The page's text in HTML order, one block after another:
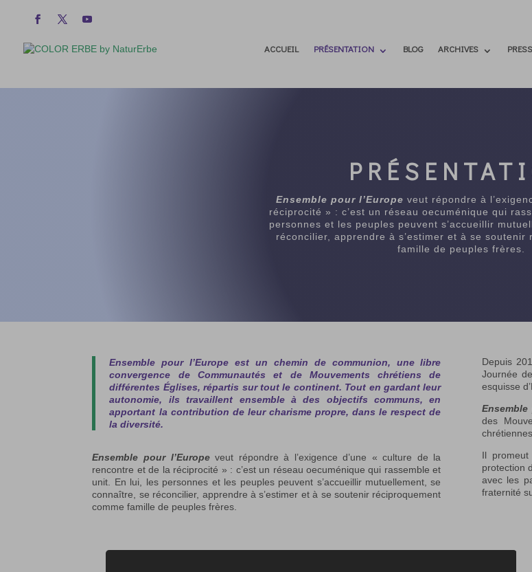
ACCUEIL PRÉSENTATION BLOG ARCHIVES
Ensemble pour l’Europe veut répondre à
réciprocité » : c’est un réseau oecuménique qui
personnes et les peuples peuvent s’accueillir
réconcilier, apprendre à s’estimer et à se soutenir
famille de peuples frères.
Ensemble pour l’Europeest un chemin de communion, une libre
convergence de Communautés et de Mouvements chrétiens de
différentes Églises, répartis sur tout le continent. Tout en gardant leur
autonomie, ils travaillent ensemble à des objectifs communs, en
apportant la contribution de leur charisme propre, dans le respect de
la diversité.
Ensemble pour l’Europeveut répondre à l’exigence d’une « culture de la
rencontre et de la réciprocité » : c’est un réseau oecuménique qui rassemble et
unit. En lui, les personnes et les peuples peuvent s’accueillir mutuellement, se
connaître, se réconcilier, apprendre à s’estimer et à se soutenir réciproquement
comme famille de peuples frères.
Depuis
Journée
esquisse
Ensemble
des
Il
protection
avec les
fraternité